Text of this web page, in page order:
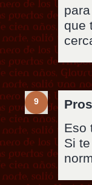
que
9
Eso
Si